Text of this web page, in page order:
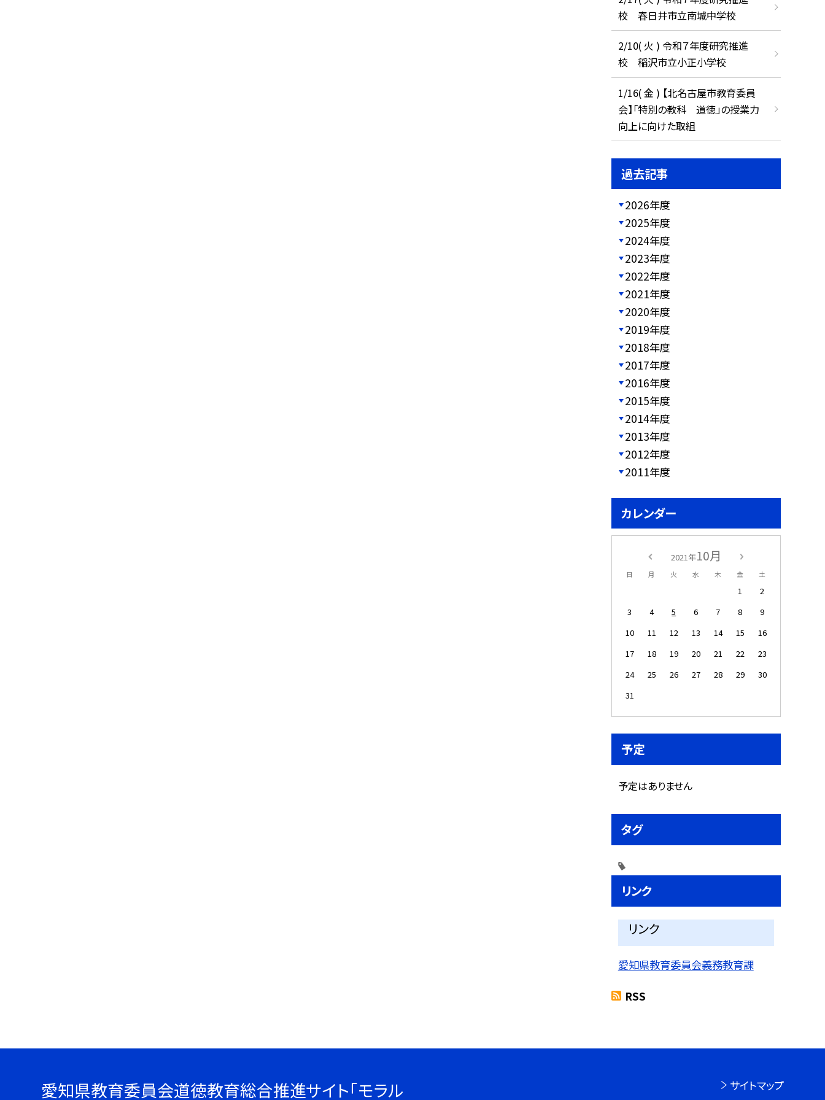
校 春日井市立南城中学校
2/10( 火 ) 令和７年度研究推進
校 稲沢市立小正小学校
1/16( 金 ) 【北名古屋市教育委員
会】「特別の教科 道徳」の授業力
向上に向けた取組
過去記事
2026年度
2025年度
2024年度
2023年度
2022年度
2021年度
2020年度
2019年度
2018年度
2017年度
2016年度
2015年度
2014年度
2013年度
2012年度
2011年度
カレンダー
2021年10月
日 月 火 水 木 金 土
1
2
3
4 5 6 7 8
9
10
11 12 13 14 15
16
17
18 19 20 21 22
23
24
25 26 27 28 29
30
31
予定
予定はありません
タグ
リンク
リンク
愛知県教育委員会義務教育課
RSS
愛知県教育委員会道徳教育総合推進サイト「モラル サイトマップ